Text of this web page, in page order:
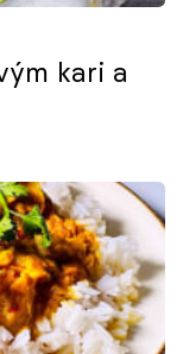
kari a